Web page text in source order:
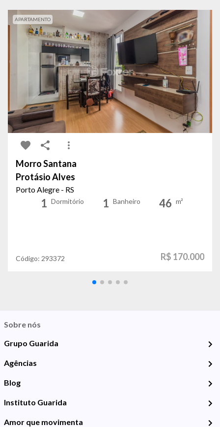
APARTAMENTO
Morro Santana
Protásio Alves
Porto Alegre - RS
1 Dormitório 1 Banheiro 46 m²
Código: 293372 R$ 170.000
Sobre nós
Grupo Guarida
Agências
Blog
Instituto Guarida
Amor que movimenta